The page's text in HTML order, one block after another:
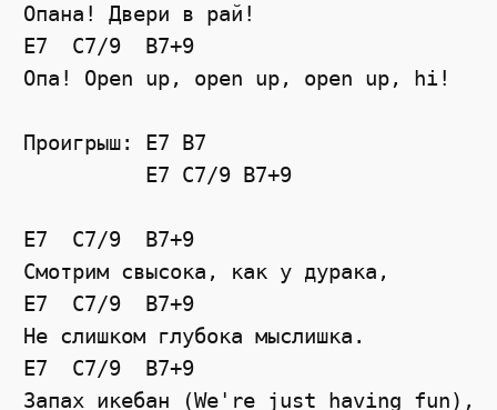
Опана! Двери в рай!
E7  C7/9  B7+9
Опа! Open up, open up, open up, hi!
Проигрыш: E7 B7
          E7 C7/9 B7+9
E7  C7/9  B7+9
Смотрим свысока, как у дурака,
E7  C7/9  B7+9
Не слишком глубока мыслишка.
E7  C7/9  B7+9
Запах икебан (We're just having fun),